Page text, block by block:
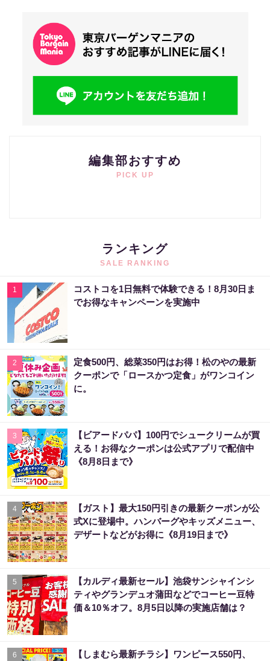
編集部おすすめ
PICK UP
ランキング
SALE RANKING
1
コストコを1日無料で体験できる！8月30日ま
でお得なキャンペーンを実施中
2
定食500円、総菜350円はお得！松のやの最新
クーポンで「ロースかつ定食」がワンコイン
に。
3
【ビアードパパ】100円でシュークリームが買
える！お得なクーポンは公式アプリで配信中
《8月8日まで》
4
【ガスト】最大150円引きの最新クーポンが公
式Xに登場中。ハンバーグやキッズメニュー、
デザートなどがお得に《8月19日まで》
5
【カルディ最新セール】池袋サンシャインシ
ティやグランデュオ蒲田などでコーヒー豆特
価＆10％オフ。8月5日以降の実施店舗は？
6
【しまむら最新チラシ】ワンピース550円、